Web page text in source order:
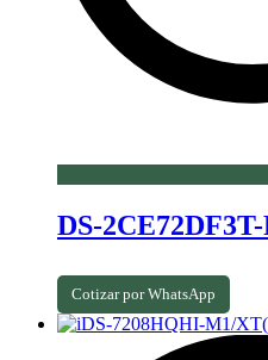
DS-
Cotizar por WhatsApp